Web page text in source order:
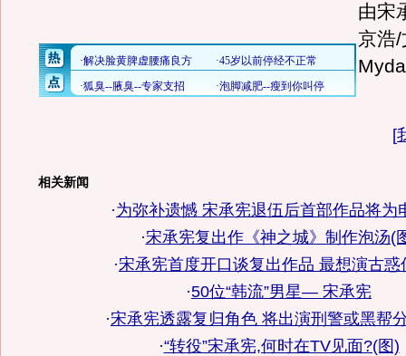
由宋
京浩/
[
相关新闻
·为弥补遗憾 宋承宪退伍后首部作品将为
·宋承宪复出作《神之城》制作泡汤(
·宋承宪首度开口谈复出作品 最想演古惑
·50位“韩流”男星— 宋承宪
·宋承宪透露复归角色 将出演刑警或黑帮
·“转役”宋承宪,何时在TV见面?(图)